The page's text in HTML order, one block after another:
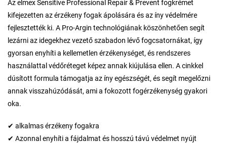
Az elmex Sensitive Professional Repair & Prevent fogkrémet
kifejezetten az érzékeny fogak ápolására és az íny védelmére
fejlesztették ki. A Pro-Argin technológiának köszönhetően segít
lezárni az idegekhez vezető szabadon lévő fogcsatornákat, így
gyorsan enyhíti a kellemetlen érzékenységet, és rendszeres
használattal védőréteget képez annak kiújulása ellen. A cinkkel
dúsított formula támogatja az íny egészségét, és segít megelőzni
annak visszahúzódását, ami a fokozott fogérzékenység gyakori
oka.
✔ alkalmas érzékeny fogakra
✔ Azonnal enyhíti a fájdalmat és hosszú távú védelmet nyújt